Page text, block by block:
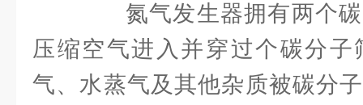
氮气发生器拥有两个碳
压缩空气进入并穿过个碳分
气、水蒸气及其他杂质被碳分